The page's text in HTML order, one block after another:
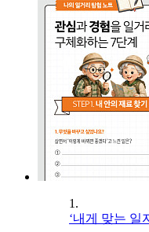
1.
‘내게 맞는 일